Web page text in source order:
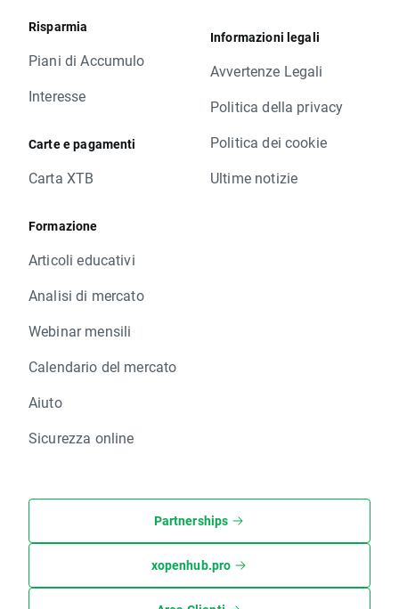
Risparmia
Piani di Accumulo
Interesse
Carte e pagamenti
Carta XTB
Formazione
Articoli educativi
Analisi di mercato
Webinar mensili
Calendario del mercato
Aiuto
Sicurezza online
Informazioni legali
Avvertenze Legali
Politica della privacy
Politica dei cookie
Ultime notizie
Partnerships
xopenhub.pro